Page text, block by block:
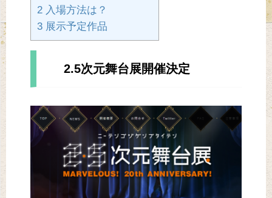
2 入場方法は？
3 展示予定作品
2.5次元舞台展開催決定